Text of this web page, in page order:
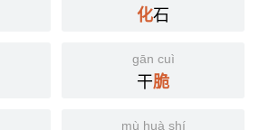
化石
gān cuì
干脆
mù huà shí